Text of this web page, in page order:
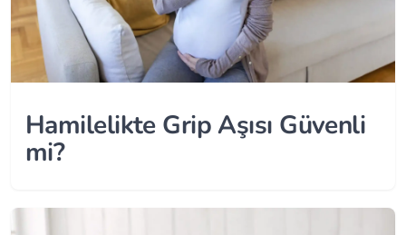
Hamilelikte Grip Aşısı Güvenli
mi?